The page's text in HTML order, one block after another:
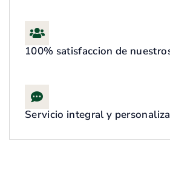
100% satisfaccion de
Servicio integral y